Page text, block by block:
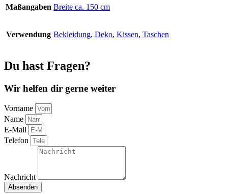
Maßangaben Breite ca. 150 cm
Verwendung Bekleidung, Deko, Kissen, Taschen
Du hast Fragen?
Wir helfen dir gerne weiter
Vorname
Name
E-Mail
Telefon
Nachricht
Absenden